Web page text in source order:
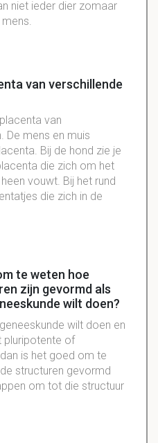
niet ieder dier zomaar
van verschillende
van
De mens en muis
Bij de hond zie je
die zich om het
vouwt. Bij het rund
die zich in de
te weten hoe
zijn gevormd als
wilt doen?
wilt doen en
pluripotente of
is het goed om te
structuren gevormd
om tot die structuur